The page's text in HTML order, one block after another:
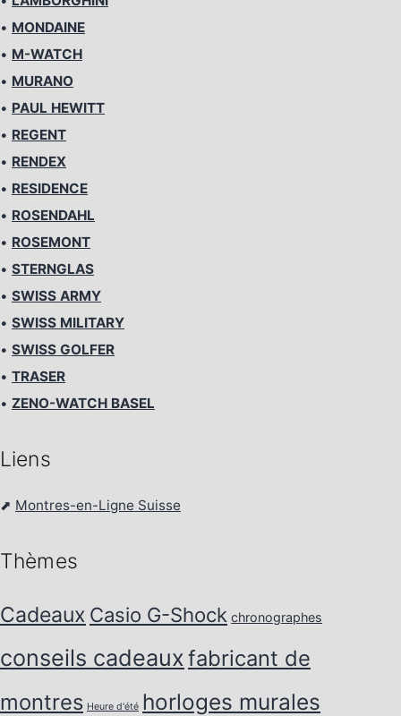
• MONDAINE
• M-WATCH
• MURANO
• PAUL HEWITT
• REGENT
• RENDEX
• RESIDENCE
• ROSENDAHL
• ROSEMONT
• STERNGLAS
• SWISS ARMY
• SWISS MILITARY
• SWISS GOLFER
• TRASER
• ZENO-WATCH BASEL
Liens
⬈ Montres-en-Ligne Suisse
Thèmes
Cadeaux Casio G-Shock chronographes
conseils cadeauxfabricant de
montres Heure d'été horloges murales